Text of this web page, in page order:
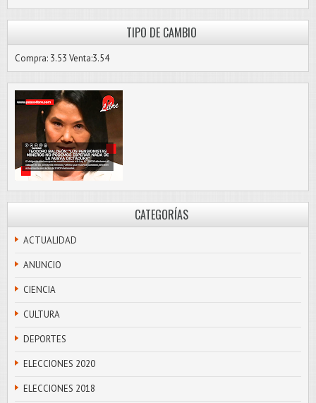
TIPO DE CAMBIO
Compra: 3.53 Venta:3.54
CATEGORÍAS
ACTUALIDAD
ANUNCIO
CIENCIA
CULTURA
DEPORTES
ELECCIONES 2020
ELECCIONES 2018